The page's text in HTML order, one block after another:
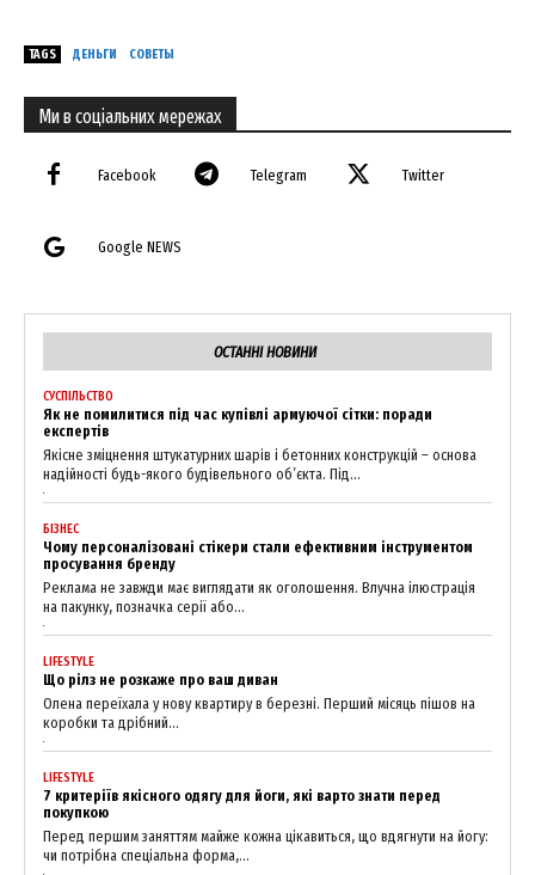
TAGS ДЕНЬГИ СОВЕТЫ
Ми в соціальних мережах
Facebook Telegram Twitter
Google NEWS
ОСТАННІ НОВИНИ
СУСПІЛЬСТВО
Як не помилитися під час купівлі армуючої сітки: поради
експертів
Якісне зміцнення штукатурних шарів і бетонних конструкцій – основа
надійності будь-якого будівельного об’єкта. Під...
БІЗНЕС
Чому персоналізовані стікери стали ефективним інструментом
просування бренду
Реклама не завжди має виглядати як оголошення. Влучна ілюстрація
на пакунку, позначка серії або...
LIFESTYLE
Що рілз не розкаже про ваш диван
Олена переїхала у нову квартиру в березні. Перший місяць пішов на
коробки та дрібний...
LIFESTYLE
7 критеріїв якісного одягу для йоги, які варто знати перед
покупкою
Перед першим заняттям майже кожна цікавиться, що вдягнути на йогу:
чи потрібна спеціальна форма,...